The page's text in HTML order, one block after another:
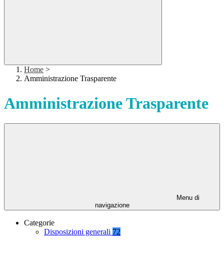
Home >
Amministrazione Trasparente
Amministrazione Trasparente
Menu di
navigazione
Categorie
Disposizioni generali 72